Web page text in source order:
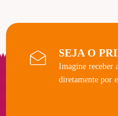
SEJA O
Imagine receber
diretamente por